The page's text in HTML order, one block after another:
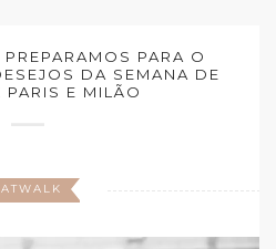
PARA O
DA SEMANA DE
PARIS E MILÃO